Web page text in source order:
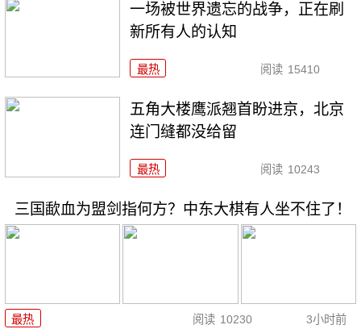
一场被世界遗忘的战争，正在刷
新所有人的认知
最热 阅读 15410
五角大楼鹰派翘首盼进京，北京
连门缝都没给留
最热 阅读 10243
三国歃血为盟剑指何方？中东大棋有人坐不住了！
最热 阅读 10230 3小时前